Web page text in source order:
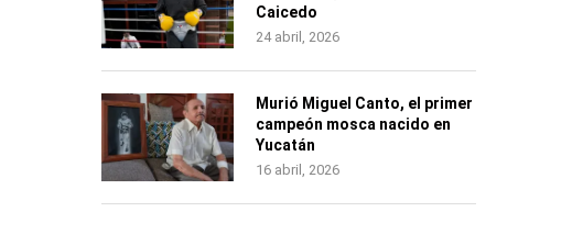
Caicedo
24 abril, 2026
Murió Miguel Canto, el primer
campeón mosca nacido en
Yucatán
16 abril, 2026